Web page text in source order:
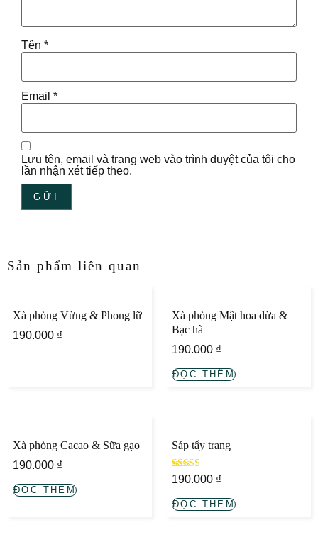
Tên *
Email *
Lưu tên, email và trang web vào trình duyệt của tôi cho
lần nhận xét tiếp theo.
Sản phẩm liên quan
Xà phòng Vừng & Phong lữ
190.000 ₫
Xà phòng Mật hoa dừa &
Bạc hà
190.000 ₫
ĐỌC THÊM
Xà phòng Cacao & Sữa gạo
190.000 ₫
ĐỌC THÊM
Sáp tẩy trang
Xếp hạng
5.00
trong số 5
190.000 ₫
ĐỌC THÊM